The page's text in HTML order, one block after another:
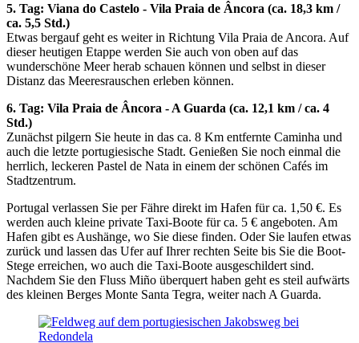
5. Tag: Viana do Castelo - Vila Praia de Âncora (ca. 18,3 km /
ca. 5,5 Std.)
Etwas bergauf geht es weiter in Richtung Vila Praia de Ancora. Auf
dieser heutigen Etappe werden Sie auch von oben auf das
wunderschöne Meer herab schauen können und selbst in dieser
Distanz das Meeresrauschen erleben können.
6. Tag: Vila Praia de Âncora - A Guarda (ca. 12,1 km / ca. 4
Std.)
Zunächst pilgern Sie heute in das ca. 8 Km entfernte Caminha und
auch die letzte portugiesische Stadt. Genießen Sie noch einmal die
herrlich, leckeren Pastel de Nata in einem der schönen Cafés im
Stadtzentrum.
Portugal verlassen Sie per Fähre direkt im Hafen für ca. 1,50 €. Es
werden auch kleine private Taxi-Boote für ca. 5 € angeboten. Am
Hafen gibt es Aushänge, wo Sie diese finden. Oder Sie laufen etwas
zurück und lassen das Ufer auf Ihrer rechten Seite bis Sie die Boot-
Stege erreichen, wo auch die Taxi-Boote ausgeschildert sind.
Nachdem Sie den Fluss Miño überquert haben geht es steil aufwärts
des kleinen Berges Monte Santa Tegra, weiter nach A Guarda.